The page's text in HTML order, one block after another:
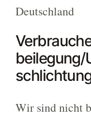
Deutschland
Wir sind nicht